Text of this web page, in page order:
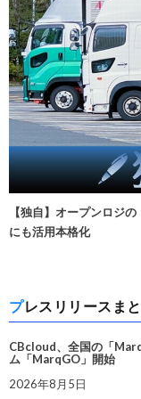
【独自】オープンロジ
にも活用本格化
プレスリリースま
CBcloud、全国の「
ム「MarqGO」開始
2026年8月5日